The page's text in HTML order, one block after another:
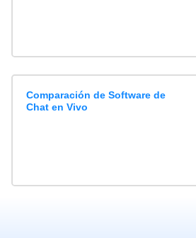
Comparación de Software de
Chat en Vivo